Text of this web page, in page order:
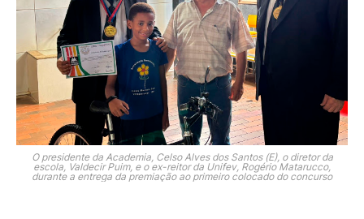
O presidente da Academia, Celso Alves dos Santos (E), o diretor da
escola, Valdecir Puim, e o ex-reitor da Unifev, Rogério Matarucco,
durante a entrega da premiação ao primeiro colocado do concurso